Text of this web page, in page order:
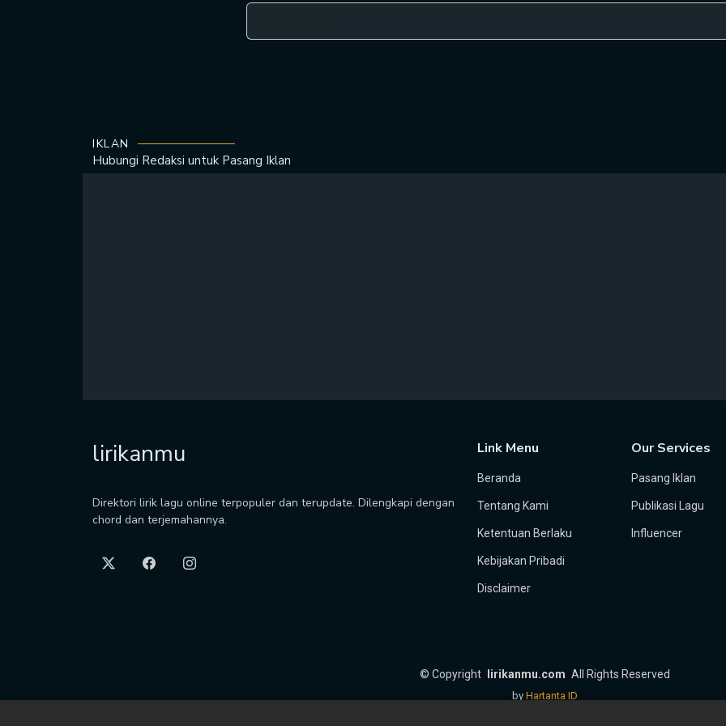
IKLAN
Hubungi Redaksi untuk Pasang Iklan
lirikanmu
Direktori lirik lagu online terpopuler dan terupdate. Dilengkapi dengan
chord dan terjemahannya.
Link Menu
Beranda
Tentang Kami
Ketentuan Berlaku
Kebijakan Pribadi
Disclaimer
Our Services
Pasang Iklan
Publikasi Lagu
Influencer
© Copyright lirikanmu.com All Rights Reserved
by Hartanta ID